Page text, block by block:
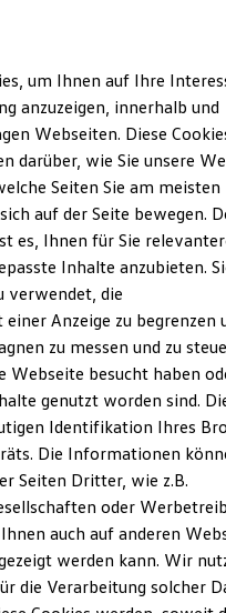
Modelle
und Updates
ID.
um Ihnen auf Ihre
anzuzeigen, innerhalb und
Webseiten. Diese
darüber, wie Sie unsere
Seiten Sie am meisten
auf der Seite bewegen.
es, Ihnen für Sie
Inhalte anzubieten.
verwendet, die
Anzeige zu begrenzen
zu messen und zu
Webseite besucht haben
genutzt worden sind.
Identifikation Ihres
Die Informationen
Seiten Dritter, wie z.B.
oder
auch auf anderen
werden kann. Wir
die Verarbeitung solcher